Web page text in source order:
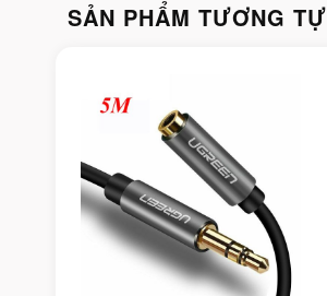
SẢN PHẨM TƯƠNG TỰ